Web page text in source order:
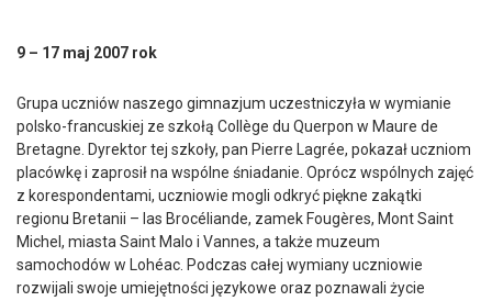
9 – 17 maj 2007 rok
Grupa uczniów naszego gimnazjum uczestniczyła w wymianie
polsko-francuskiej ze szkołą Collège du Querpon w Maure de
Bretagne. Dyrektor tej szkoły, pan Pierre Lagrée, pokazał uczniom
placówkę i zaprosił na wspólne śniadanie. Oprócz wspólnych zajęć
z korespondentami, uczniowie mogli odkryć piękne zakątki
regionu Bretanii – las Brocéliande, zamek Fougères, Mont Saint
Michel, miasta Saint Malo i Vannes, a także muzeum
samochodów w Lohéac. Podczas całej wymiany uczniowie
rozwijali swoje umiejętności językowe oraz poznawali życie